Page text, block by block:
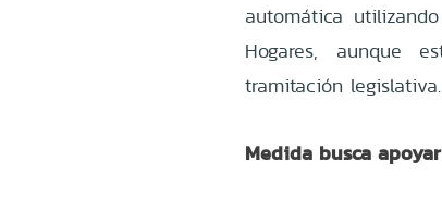
automática
Hogares, aunque
tramitación legislativa.
Medida busca